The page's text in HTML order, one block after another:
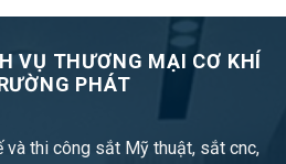
VỤ THƯƠNG MẠI CƠ KHÍ
PHÁT
thi công sắt Mỹ thuật, sắt cnc,